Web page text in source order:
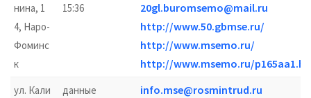
нина, 1
4, Наро-
Фоминс
к
15:36
20gl.buromsemo@mail.ru
http://www.50.gbmse.ru/
http://www.msemo.ru/
http://www.msemo.ru/
ул. Кали
данные
info.mse@rosmintrud.ru